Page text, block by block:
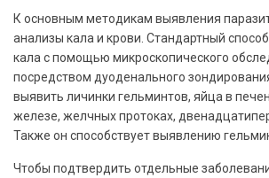
К основным методикам выявления
анализы кала и крови. Стандартный
кала с помощью микроскопического
посредством дуоденального
выявить личинки гельминтов, яйца в
железе, желчных протоках,
Также он способствует выявлению
Чтобы подтвердить отдельные